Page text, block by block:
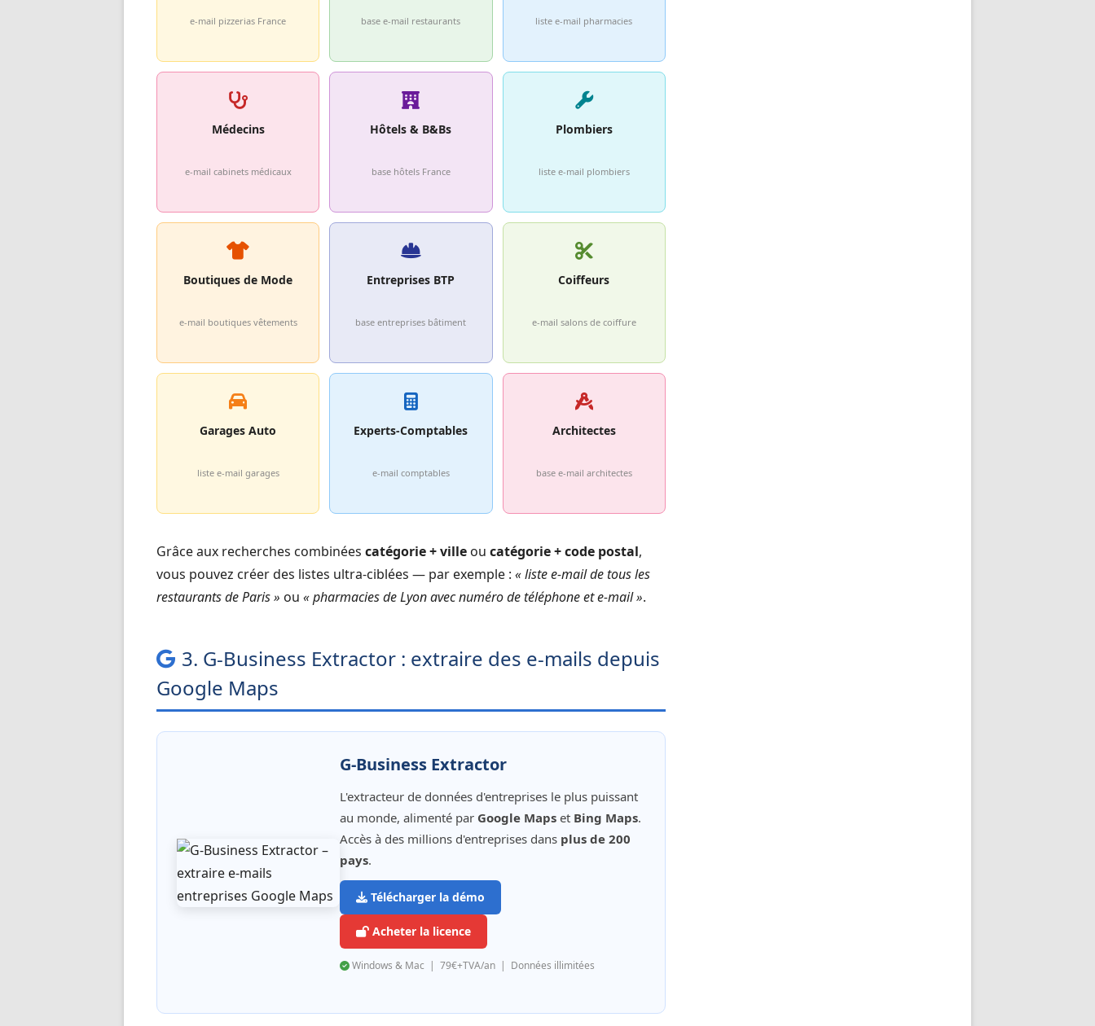
e-mail pizzerias France base e-mail restaurants liste e-mail pharmacies
Médecins
e-mail cabinets médicaux
Hôtels & B&Bs
base hôtels France
Plombiers
liste e-mail plombiers
Boutiques de Mode
e-mail boutiques vêtements
Entreprises BTP
base entreprises bâtiment
Coiffeurs
e-mail salons de coiffure
Garages Auto
liste e-mail garages
Experts-Comptables
e-mail comptables
Architectes
base e-mail architectes
Grâce aux recherches combinées catégorie + ville ou catégorie + code postal,
vous pouvez créer des listes ultra-ciblées — par exemple : « liste e-mail de tous les
restaurants de Paris » ou « pharmacies de Lyon avec numéro de téléphone et e-mail ».
3. G-Business Extractor : extraire des e-mails depuis
Google Maps
G-Business Extractor
L'extracteur de données d'entreprises le plus puissant
au monde, alimenté par Google Maps et Bing Maps.
Accès à des millions d'entreprises dans plus de 200
pays.
Télécharger la démo
Acheter la licence
Windows & Mac | 79€+TVA/an | Données illimitées